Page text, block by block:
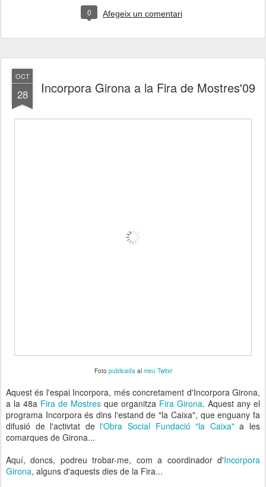
0 Afegeix un comentari
OCT
28 Incorpora Girona a la Fira de Mostres'09
Foto publicadaal meu Twitxr
Aquest és l'espai Incorpora, més concretament d'Incorpora Girona,
a la 48a Fira de Mostres que organitza Fira Girona. Aquest any el
programa Incorpora és dins l'estand de "la Caixa", que enguany fa
difusió de l'activtat de l'Obra Social Fundació "la Caixa"a les
comarques de Girona...
Aquí, doncs, podreu trobar-me, com a coordinador d'Incorpora
Girona, alguns d'aquests dies de la Fira...